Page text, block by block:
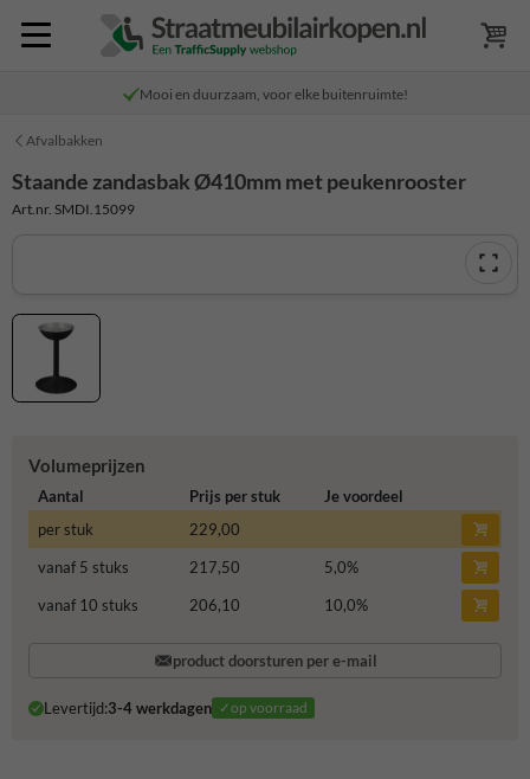
Mooi en duurzaam, voor elke buitenruimte!
Afvalbakken
Staande zandasbak Ø410mm met peukenrooster
Art.nr. SMDI.15099
Volumeprijzen
Aantal Prijs per stuk
Je voordeel
per stuk
229,00
vanaf 5 stuks
217,50 5,0%
vanaf 10 stuks
206,10 10,0%
product doorsturen per e-mail
Levertijd:3-4 werkdagen ✓op voorraad